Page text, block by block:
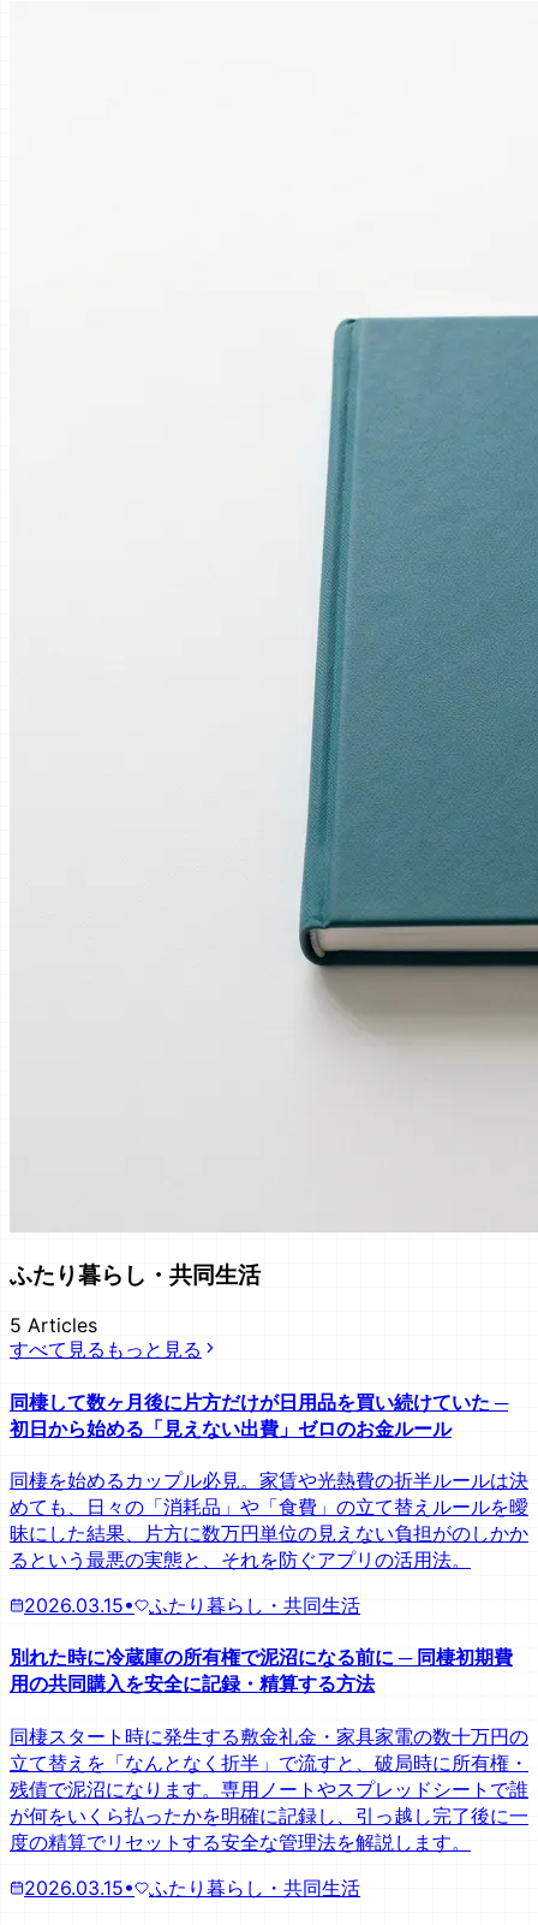
ふたり暮らし・共同生活
5 Articles
すべて見る もっと見る
同棲して数ヶ月後に片方だけが日用品を買い続けていた ─
初日から始める「見えない出費」ゼロのお金ルール
同棲を始めるカップル必見。家賃や光熱費の折半ルールは決
めても、日々の「消耗品」や「食費」の立て替えルールを曖
昧にした結果、片方に数万円単位の見えない負担がのしかか
るという最悪の実態と、それを防ぐアプリの活用法。
2026.03.15• ふたり暮らし・共同生活
別れた時に冷蔵庫の所有権で泥沼になる前に ─ 同棲初期費
用の共同購入を安全に記録・精算する方法
同棲スタート時に発生する敷金礼金・家具家電の数十万円の
立て替えを「なんとなく折半」で流すと、破局時に所有権・
残債で泥沼になります。専用ノートやスプレッドシートで誰
が何をいくら払ったかを明確に記録し、引っ越し完了後に一
度の精算でリセットする安全な管理法を解説します。
2026.03.15• ふたり暮らし・共同生活